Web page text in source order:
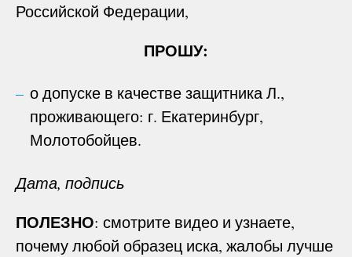
Российской Федерации,
ПРОШУ:
о допуске в качестве защитника Л.,
проживающего: г. Екатеринбург,
Молотобойцев.
Дата, подпись
ПОЛЕЗНО: смотрите видео и узнаете,
почему любой образец иска, жалобы лучше